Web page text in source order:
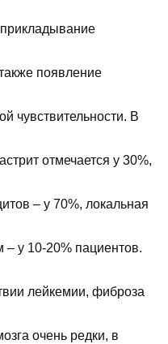
появление
чувствительности. В
отмечается у 30%,
– у 70%, локальная
у 10-20% пациентов.
лейкемии, фиброза
очень редки, в